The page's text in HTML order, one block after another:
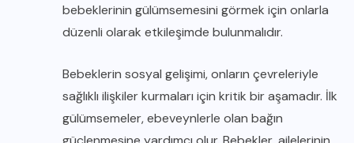
bebeklerinin gülümsemesini görmek için onlarla
düzenli olarak etkileşimde bulunmalıdır.
Bebeklerin sosyal gelişimi, onların çevreleriyle
sağlıklı ilişkiler kurmaları için kritik bir aşamadır. İlk
gülümsemeler, ebeveynlerle olan bağın